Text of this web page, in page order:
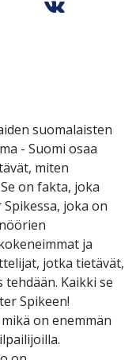
suomalaisten
- Suomi osaa
miten
on fakta, joka
joka on
ja
jotka tietävät,
Kaikki se
Spikeen!
on enemmän